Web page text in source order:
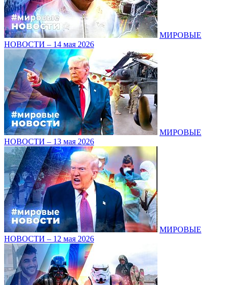
МИРОВЫЕ
НОВОСТИ – 14 мая 2026
МИРОВЫЕ
НОВОСТИ – 13 мая 2026
МИРОВЫЕ
НОВОСТИ – 12 мая 2026